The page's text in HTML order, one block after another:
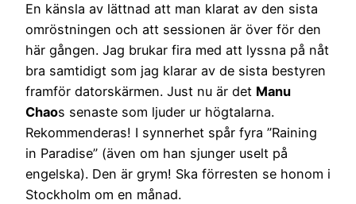
En känsla av lättnad att man klarat av den sista
omröstningen och att sessionen är över för den
här gången. Jag brukar fira med att lyssna på nåt
bra samtidigt som jag klarar av de sista bestyren
framför datorskärmen. Just nu är det Manu
Chaos senaste som ljuder ur högtalarna.
Rekommenderas! I synnerhet spår fyra ”Raining
in Paradise” (även om han sjunger uselt på
engelska). Den är grym! Ska förresten se honom i
Stockholm om en månad.